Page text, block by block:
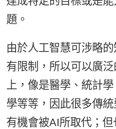
題。
由於人工智慧可涉略
有限制，所以可以廣
上，像是醫學、統計
學等等，因此很多傳
有機會被AI所取代；